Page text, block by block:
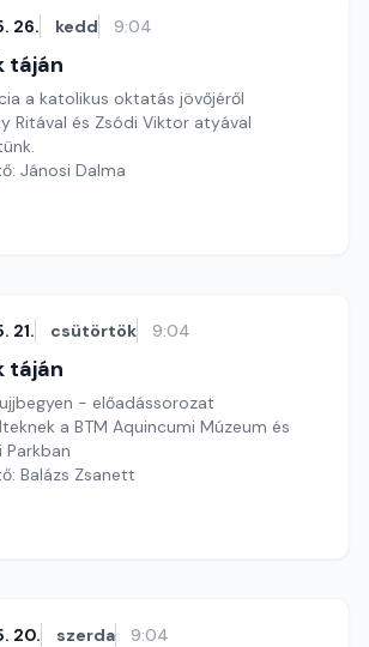
26. kedd 9:04
táján
a katolikus oktatás jövőjéről
Ritával és Zsódi Viktor atyával
Jánosi Dalma
21. csütörtök 9:04
táján
- előadássorozat
a BTM Aquincumi Múzeum és
Parkban
Balázs Zsanett
20. szerda 9:04